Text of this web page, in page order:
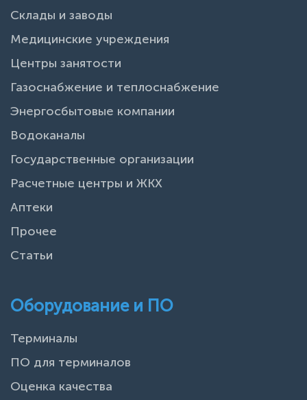
Склады и заводы
Медицинские учреждения
Центры занятости
Газоснабжение и теплоснабжение
Энергосбытовые компании
Водоканалы
Государственные организации
Расчетные центры и ЖКХ
Аптеки
Прочее
Статьи
Оборудование и ПО
Терминалы
ПО для терминалов
Оценка качества